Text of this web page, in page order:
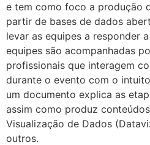
e tem como foco a produção
partir de bases de dados
levar as equipes a responder
equipes são acompanhadas
profissionais que interagem
durante o evento com o
um documento explica as
assim como produz
Visualização de Dados
outros.